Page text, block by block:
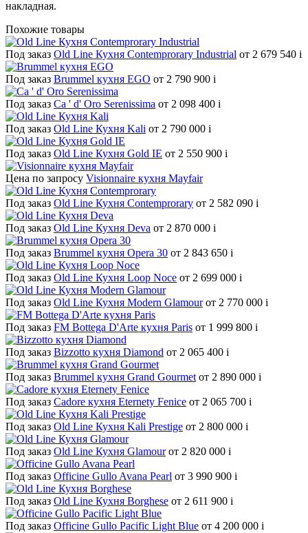
накладная.
Похожие товары
Под заказ Old Line Кухня Contemprorary Industrial от 2 679 540 i
Под заказ Brummel кухня EGO от 2 790 900 i
Под заказ Ca ' d' Oro Serenissima от 2 098 400 i
Под заказ Old Line Кухня Kali от 2 790 000 i
Под заказ Old Line Кухня Gold IE от 2 550 900 i
Цена по запросу Visionnaire кухня Mayfair
Под заказ Old Line Кухня Contemprorary от 2 582 090 i
Под заказ Old Line Кухня Deva от 2 870 000 i
Под заказ Brummel кухня Opera 30 от 2 843 650 i
Под заказ Old Line Кухня Loop Noce от 2 699 000 i
Под заказ Old Line Кухня Modern Glamour от 2 770 000 i
Под заказ FM Bottega D'Arte кухня Paris от 1 999 800 i
Под заказ Bizzotto кухня Diamond от 2 065 400 i
Под заказ Brummel кухня Grand Gourmet от 2 890 000 i
Под заказ Cadore кухня Eternety Fenice от 2 065 700 i
Под заказ Old Line Кухня Kali Prestige от 2 800 000 i
Под заказ Old Line Кухня Glamour от 2 820 000 i
Под заказ Officine Gullo Avana Pearl от 3 990 900 i
Под заказ Old Line Кухня Borghese от 2 611 900 i
Под заказ Officine Gullo Pacific Light Blue от 4 200 000 i